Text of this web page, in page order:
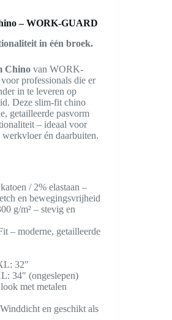
– WORK-GUARD
in één broek.
Chino van WORK-
professionals die er
in te leveren op
Deze slim-fit chino
getailleerde pasvorm
– ideaal voor
én daarbuiten.
/ 2% elastaan –
en bewegingsvrijheid
g/m² – stevig en
– moderne, getailleerde
32″
34″ (ongeslepen)
met metalen
Winddicht en geschikt als